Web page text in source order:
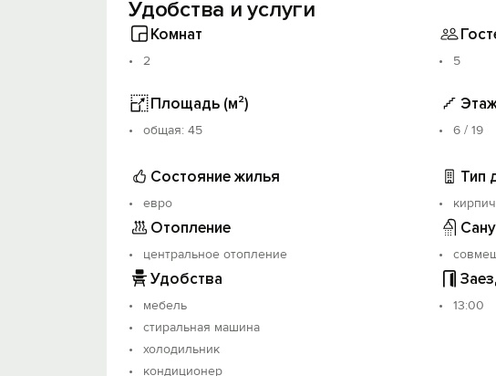
Удобства и услуги
Комнат
2 5
Площадь (м²)
oбщая: 45 6 / 19
Состояние жилья
евро
Тип
Отопление
центральное отопление
Удобства
мебель
стиральная машина
холодильник
кондиционер
13:00